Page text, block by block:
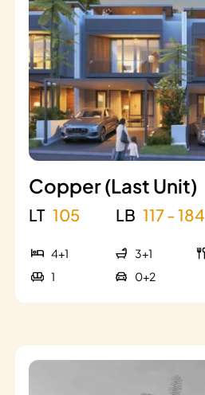
Copper (Last Unit)
LT 105 LB 117 - 184
4+1 3+1
1
0+2